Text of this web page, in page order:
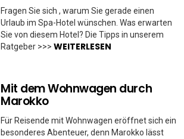
Fragen Sie sich , warum Sie gerade einen
Urlaub im Spa-Hotel wünschen. Was erwarten
Sie von diesem Hotel? Die Tipps in unserem
Ratgeber >>> WEITERLESEN
Mit dem Wohnwagen durch
Marokko
Für Reisende mit Wohnwagen eröffnet sich ein
besonderes Abenteuer, denn Marokko lässt